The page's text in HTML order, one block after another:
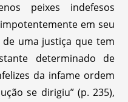
peixes indefesos
em seu
de uma justiça que tem
determinado de
da infame ordem
se dirigiu” (p. 235),